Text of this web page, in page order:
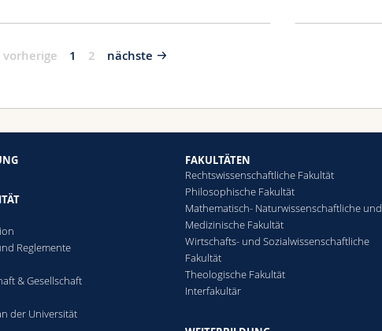
vorherige 1 2 nächste
Reglemente
& Gesellschaft
der Universität
FAKULTÄTEN
Rechtswissenschaftliche Fakultät
Philosophische Fakultät
Mathematisch- Naturwissenschaftliche und
Medizinische Fakultät
Wirtschafts- und Sozialwissenschaftliche
Fakultät
Theologische Fakultät
Interfakultär